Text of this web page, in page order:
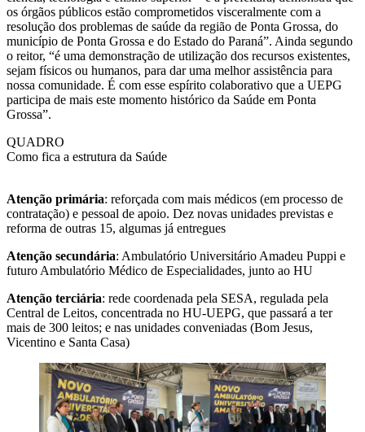
os órgãos públicos estão comprometidos visceralmente com a
resolução dos problemas de saúde da região de Ponta Grossa, do
município de Ponta Grossa e do Estado do Paraná”. Ainda segundo
o reitor, “é uma demonstração de utilização dos recursos existentes,
sejam físicos ou humanos, para dar uma melhor assistência para
nossa comunidade. É com esse espírito colaborativo que a UEPG
participa de mais este momento histórico da Saúde em Ponta
Grossa”.
QUADRO
Como fica a estrutura da Saúde
Atenção primária: reforçada com mais médicos (em processo de
contratação) e pessoal de apoio. Dez novas unidades previstas e
reforma de outras 15, algumas já entregues
Atenção secundária: Ambulatório Universitário Amadeu Puppi e
futuro Ambulatório Médico de Especialidades, junto ao HU
Atenção terciária: rede coordenada pela SESA, regulada pela
Central de Leitos, concentrada no HU-UEPG, que passará a ter
mais de 300 leitos; e nas unidades conveniadas (Bom Jesus,
Vicentino e Santa Casa)